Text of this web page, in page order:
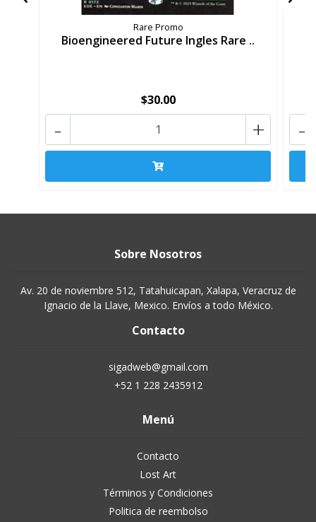
Rare Promo
Bioengineered Future Ingles Rare ..
$30.00
+
- -
Sobre Nosotros
Av. 20 de noviembre 512, Tatahuicapan, Xalapa, Veracruz de
Ignacio de la Llave, Mexico. Envíos a todo México.
Contacto
sigadweb@gmail.com
+52 1 228 2435912
Menú
Contacto
Lost Art
Términos y Condiciones
Politica de reembolso